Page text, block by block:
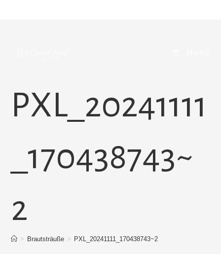
PXL_20241111
_170438743~
2
> Brautsträuße > PXL_20241111_170438743~2